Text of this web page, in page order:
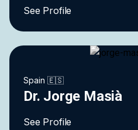
See Profile
Spain 🇪🇸
Dr. Jorge Masià
See Profile